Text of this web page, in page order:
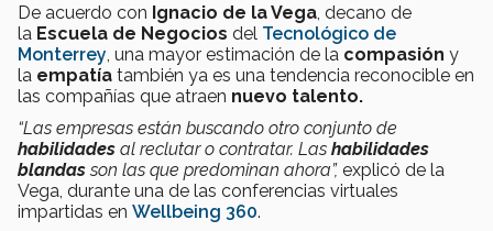
De acuerdo con Ignacio de la Vega , decano de
la Escuela de Negocios del Tecnológico de
Monterrey , una mayor estimación de la compasión y
la empatía también ya es una tendencia reconocible en
las compañías que atraen nuevo talento.
“Las empresas están buscando otro conjunto de
habilidades al reclutar o contratar. Las habilidades
blandasson las que predominan ahora”, explicó de la
Vega, durante una de las conferencias virtuales
impartidas en Wellbeing 360.